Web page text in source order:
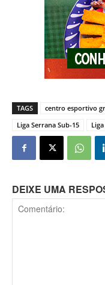
TAGS centro esportivo
Liga Serrana Sub-15
DEIXE UMA